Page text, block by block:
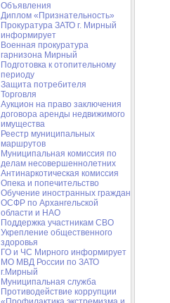
Объявления
Диплом «Признательность»
Прокуратура ЗАТО г. Мирный
информирует
Военная прокуратура
гарнизона Мирный
Подготовка к отопительному
периоду
Защита потребителя
Торговля
Аукцион на право заключения
договора аренды недвижимого
имущества
Реестр муниципальных
маршрутов
Муниципальная комиссия по
делам несовершеннолетних
Антинаркотическая комиссия
Опека и попечительство
Обучение иностранных граждан
ОСФР по Архангельской
области и НАО
Поддержка участникам СВО
Укрепление общественного
здоровья
ГО и ЧС Мирного информирует
МО МВД России по ЗАТО
г.Мирный
Муниципальная cлужба
Противодействие коррупции